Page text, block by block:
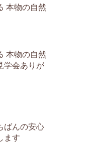
本物の自然
本物の自然
学会ありが
ばんの安心
ます